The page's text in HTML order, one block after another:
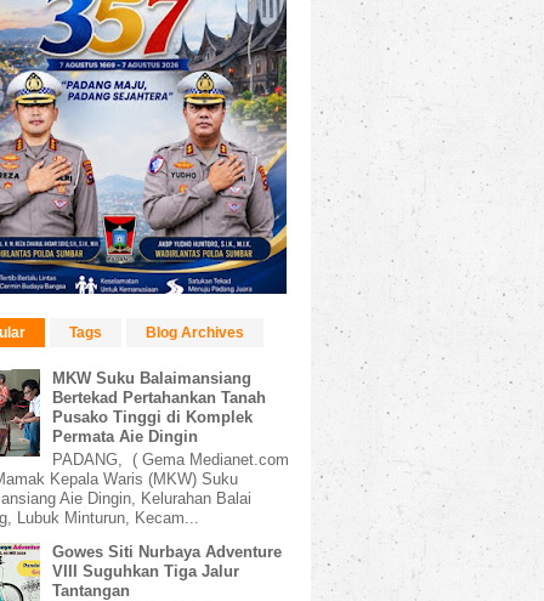
Tags Blog Archives
MKW Suku Balaimansiang
Bertekad Pertahankan Tanah
Pusako Tinggi di Komplek
Permata Aie Dingin
PADANG, ( Gema Medianet.com
Kepala Waris (MKW) Suku
Aie Dingin, Kelurahan Balai
Lubuk Minturun, Kecam...
Gowes Siti Nurbaya Adventure
VIII Suguhkan Tiga Jalur
Tantangan